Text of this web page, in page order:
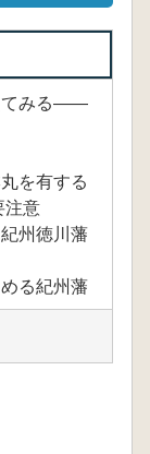
てみる――
を有する
注意
州徳川藩
る紀州藩
た大和国
完成した
峡を守